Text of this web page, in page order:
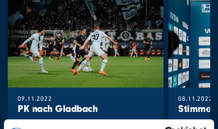
09.11.2022
PK nach Gladbach
08.11.2022